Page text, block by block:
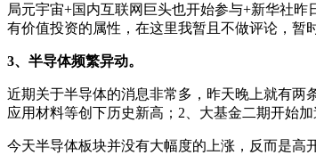
局元宇宙+国内互联网巨头也开始参与+新华社
有价值投资的属性，在这里我暂且不做评论，暂
3、半导体频繁异动。
近期关于半导体的消息非常多，昨天晚上就有两
应用材料等创下历史新高；2、大基金二期开始
今天半导体板块并没有大幅度的上涨，反而是